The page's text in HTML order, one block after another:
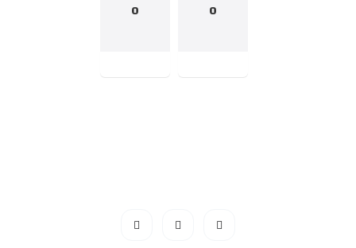
0
0